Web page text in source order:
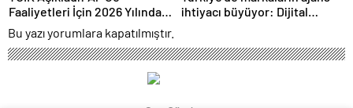
Faaliyetleri İçin 2026 Yılında
308 Milyar Lira Tahsis Edildi
ihtiyacı büyüyor: Dijital
Bu yazı yorumlara kapatılmıştır.